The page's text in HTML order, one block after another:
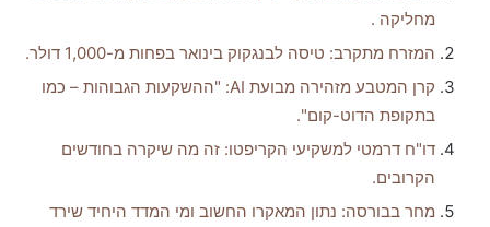
מחליקה .
המזרח מתקרב: טיסה לבנגקוק בינואר בפחות מ-1,000 דולר.
קרן המטבע מזהירה מבועת AI: "ההשקעות הגבוהות – כמו
בתקופת הדוט-קום".
דו"ח דרמטי למשקיעי הקריפטו: זה מה שיקרה בחודשים
הקרובים.
מחר בבורסה: נתון המאקרו החשוב ומי המדד היחיד שירד